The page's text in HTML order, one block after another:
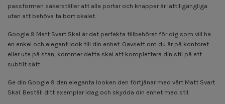
passformen säkerställer att alla portar och knappar är lättillgängliga
utan att behöva ta bort skalet.
Google 9 Matt Svart Skal är det perfekta tillbehöret för dig som vill ha
en enkel och elegant look till din enhet. Oavsett om du är på kontoret
eller ute på stan, kommer detta skal att komplettera din stil på ett
subtilt sätt.
Ge din Google 9 den eleganta looken den förtjänar med vårt Matt Svart
Skal. Beställ ditt exemplar idag och skydda din enhet med stil.